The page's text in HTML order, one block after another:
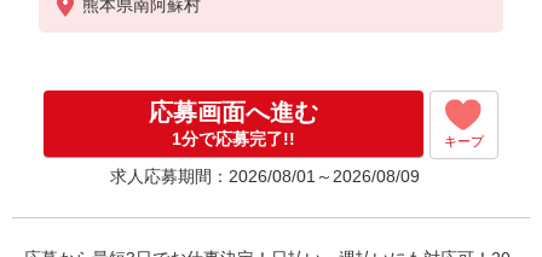
熊本県南阿蘇村
応募画面へ進む
1分で応募完了!! キープ
求人応募期間：2026/08/01～2026/08/09